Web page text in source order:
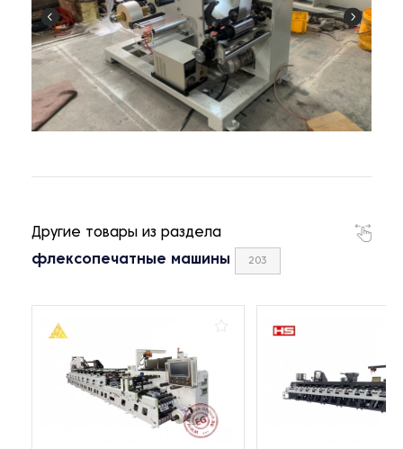
Другие товары из раздела
флексопечатные машины 203